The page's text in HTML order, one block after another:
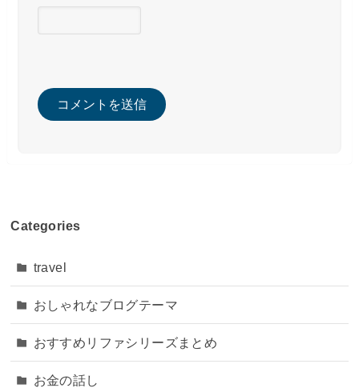
Categories
travel
おしゃれなブログテーマ
おすすめリファシリーズまとめ
お金の話し